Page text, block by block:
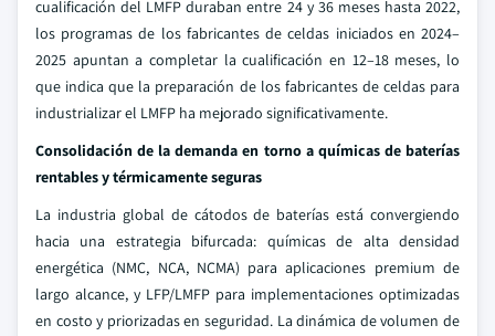
cualificación del LMFP duraban entre 24 y 36 meses hasta 2022,
los programas de los fabricantes de celdas iniciados en 2024–
2025 apuntan a completar la cualificación en 12–18 meses, lo
que indica que la preparación de los fabricantes de celdas para
industrializar el LMFP ha mejorado significativamente.
Consolidación de la demanda en torno a químicas de baterías
rentables y térmicamente seguras
La industria global de cátodos de baterías está convergiendo
hacia una estrategia bifurcada: químicas de alta densidad
energética (NMC, NCA, NCMA) para aplicaciones premium de
largo alcance, y LFP/LMFP para implementaciones optimizadas
en costo y priorizadas en seguridad. La dinámica de volumen de